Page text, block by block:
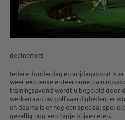
deelnemers
Iedere donderdag en vrijdagavond is
weer een leuke en leerzame
trainingsavond wordt u begeleid door
werken aan uw golfvaardigheden. er
en daarna is er nog een speciaal spel
gezellig nog een hapje blijven eten.